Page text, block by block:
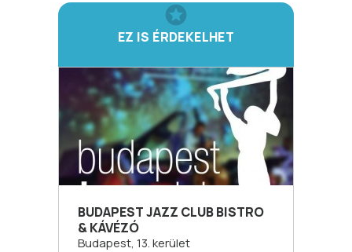
EZ IS ÉRDEKELHET
BUDAPEST JAZZ CLUB BISTRO
& KÁVÉZÓ
Budapest, 13. kerület